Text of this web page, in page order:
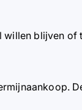
blijven of